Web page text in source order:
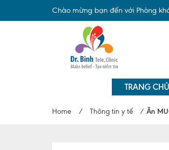
Chào mừng bạn đến với Phòng
TRANG CHỦ
Home / Thông tin y tế / Ăn